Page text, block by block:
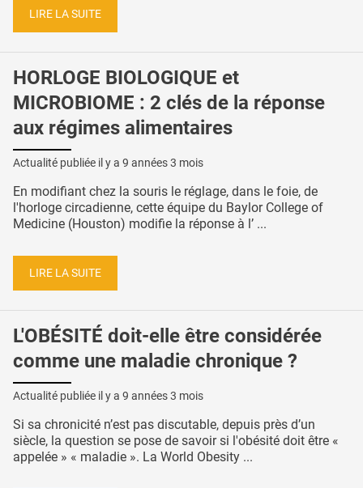
LIRE LA SUITE
HORLOGE BIOLOGIQUE et
MICROBIOME : 2 clés de la réponse
aux régimes alimentaires
Actualité publiée il y a 9 années 3 mois
En modifiant chez la souris le réglage, dans le foie, de
l'horloge circadienne, cette équipe du Baylor College of
Medicine (Houston) modifie la réponse à l’ ...
LIRE LA SUITE
L'OBÉSITÉ doit-elle être considérée
comme une maladie chronique ?
Actualité publiée il y a 9 années 3 mois
Si sa chronicité n’est pas discutable, depuis près d’un
siècle, la question se pose de savoir si l'obésité doit être «
appelée » « maladie ». La World Obesity ...